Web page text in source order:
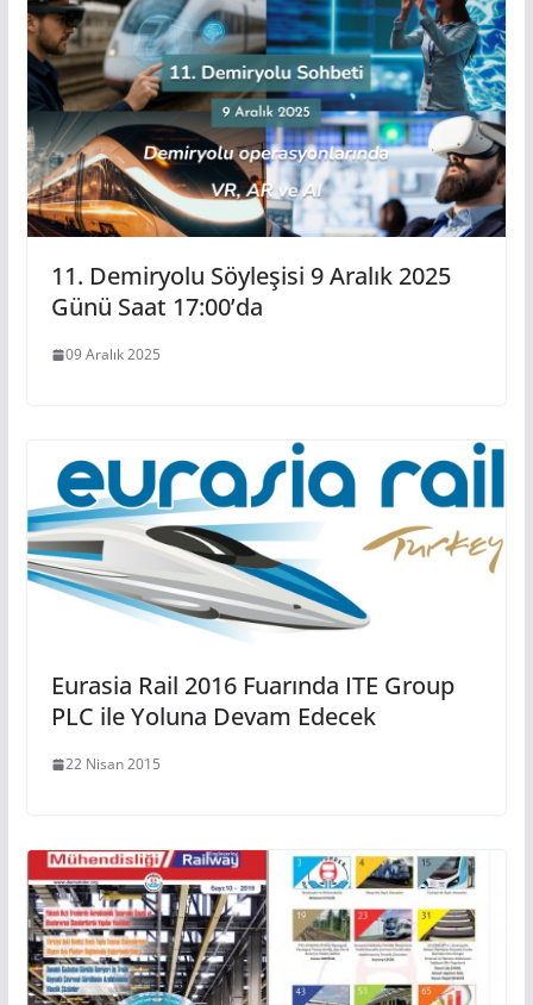
11. Demiryolu Söyleşisi 9 Aralık 2025
Günü Saat 17:00’da
09 Aralık 2025
Eurasia Rail 2016 Fuarında ITE Group
PLC ile Yoluna Devam Edecek
22 Nisan 2015